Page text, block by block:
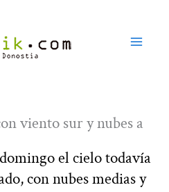
viento sur y nubes a
el cielo todavía
con nubes medias y